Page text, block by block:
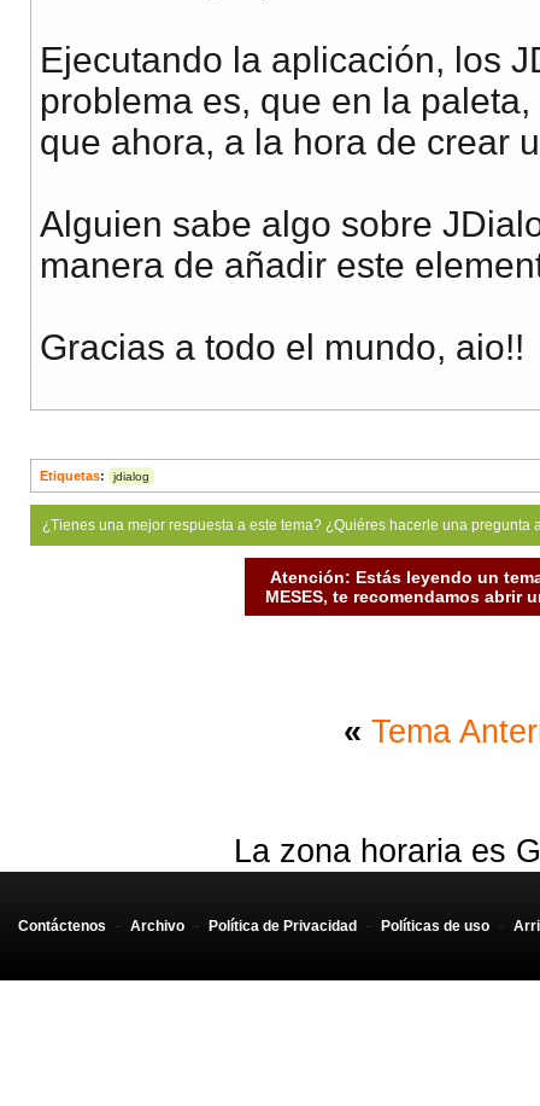
Ejecutando la aplicación, los
problema es, que en la
que ahora, a la hora de crear
Alguien sabe algo sobre
manera de añadir este
Gracias a todo el mundo, aio!!
Etiquetas: jdialog
¿Tienes una mejor respuesta a este tema? ¿Quiéres hacerle una
Atención: Estás leyendo un
MESES, te recomendamos abrir
« Tema
La zona horaria es
Contáctenos - Archivo - Política de Privacidad - Políticas de uso -